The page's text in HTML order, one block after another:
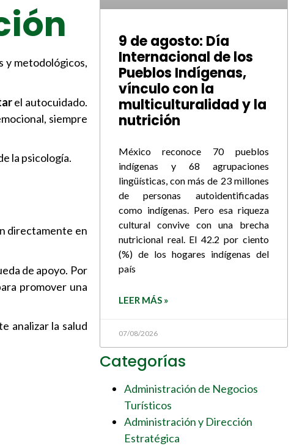
y metodológicos,
el autocuidado.
siempre
la psicología.
directamente en
de apoyo. Por
promover una
analizar la salud
9 de agosto: Día
Internacional de los
Pueblos Indígenas,
vínculo con la
multiculturalidad y la
nutrición
México reconoce 70 pueblos
indígenas y 68 agrupaciones
lingüísticas, con más de 23 millones
de personas autoidentificadas
como indígenas. Pero esa riqueza
cultural convive con una brecha
nutricional real. El 42.2 por ciento
(%) de los hogares indígenas del
país
LEER MÁS »
07/08/2026
Categorías
Administración de Negocios
Turísticos
Administración y Dirección
Estratégica